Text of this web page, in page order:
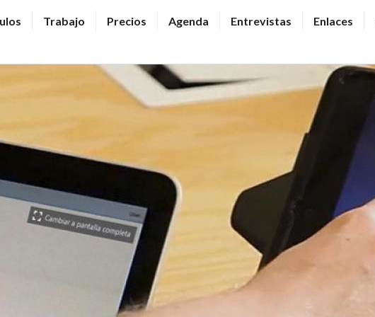
Trabajo Precios Agenda Entrevistas Enlaces